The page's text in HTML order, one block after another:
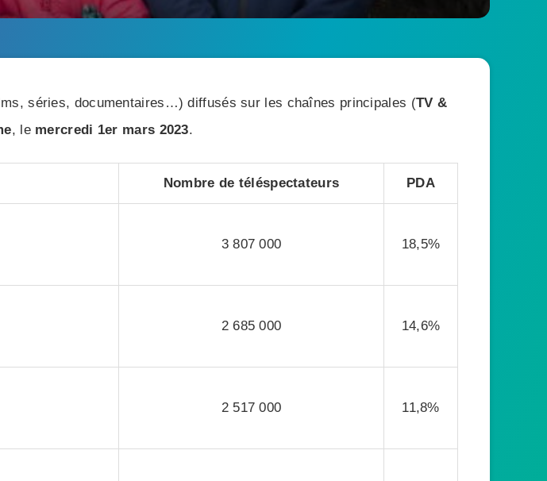
séries, documentaires…) diffusés sur les chaînes principales (TV &
, le mercredi 1er mars 2023.
Nombre de téléspectateurs PDA
3 807 000 18,5%
2 685 000 14,6%
2 517 000 11,8%